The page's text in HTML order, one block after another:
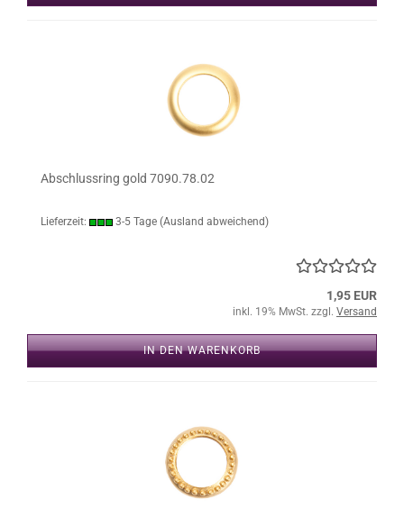
Abschlussring gold 7090.78.02
Lieferzeit: 3-5 Tage (Ausland abweichend)
1,95 EUR
inkl. 19% MwSt. zzgl. Versand
IN DEN WARENKORB